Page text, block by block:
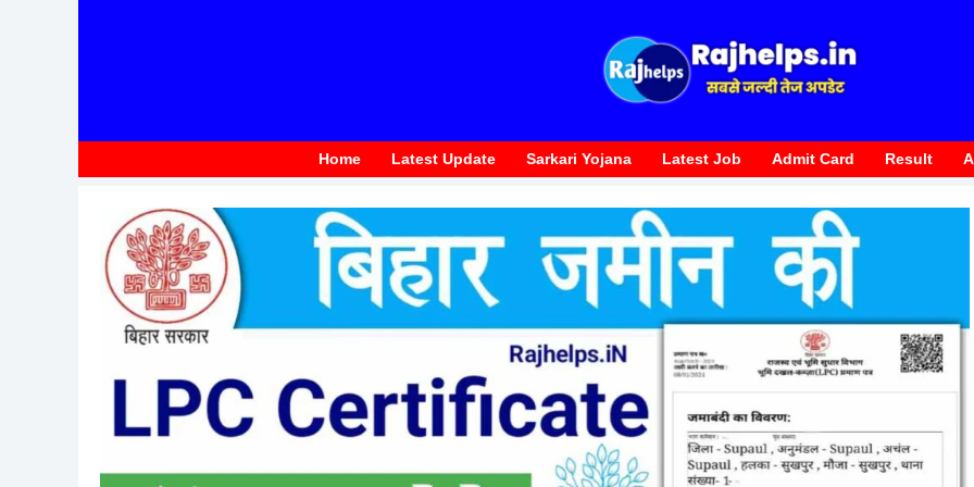
Home Latest Update Sarkari Yojana Latest Job Admit Card Result